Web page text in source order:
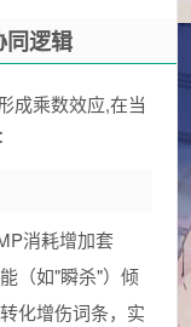
同逻辑
成乘数效应,在当
消耗增加套
（如"瞬杀"）倾
化增伤词条，实